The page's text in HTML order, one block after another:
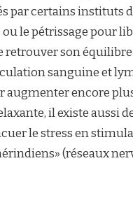
par certains instituts
le pétrissage pour
son
sanguine et
augmenter encore
il existe aussi
le stress en
(réseaux